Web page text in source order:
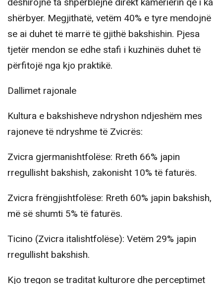
shërbyer. Megjithatë, vetëm 40% e tyre mendojnë
se ai duhet të marrë të gjithë bakshishin. Pjesa
tjetër mendon se edhe stafi i kuzhinës duhet të
përfitojë nga kjo praktikë.
Dallimet rajonale
Kultura e bakshisheve ndryshon ndjeshëm mes
rajoneve të ndryshme të Zvicrës:
Zvicra gjermanishtfolëse: Rreth 66% japin
rregullisht bakshish, zakonisht 10% të faturës.
Zvicra frëngjishtfolëse: Rreth 60% japin bakshish,
më së shumti 5% të faturës.
Ticino (Zvicra italishtfolëse): Vetëm 29% japin
rregullisht bakshish.
Kjo tregon se traditat kulturore dhe perceptimet